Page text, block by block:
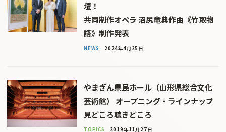
壇！
共同制作オペラ 沼尻竜典作曲《竹取物
語》制作発表
NEWS 2024年4月25日
やまぎん県民ホール（山形県総合文化
芸術館） オープニング・ラインナップ
見どころ聴きどころ
TOPICS 2019年11月27日